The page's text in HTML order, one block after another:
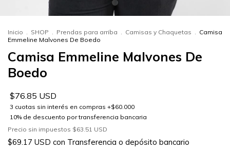
Inicio . SHOP . Prendas para arriba . Camisas y Chaquetas . Camisa
Emmeline Malvones De Boedo
Camisa Emmeline Malvones De
Boedo
$76.85 USD
Precio sin impuestos $63.51 USD
$69.17 USD con Transferencia o depósito bancario